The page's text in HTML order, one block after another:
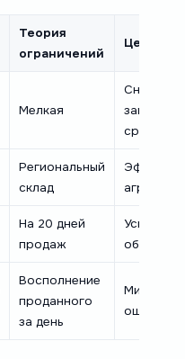
Теория
ограничений
Цель
Мелкая
Снижение
средств
Региональный
склад
Эффект
На 20 дней
продаж
Восполнение
проданного
за день
ошибок